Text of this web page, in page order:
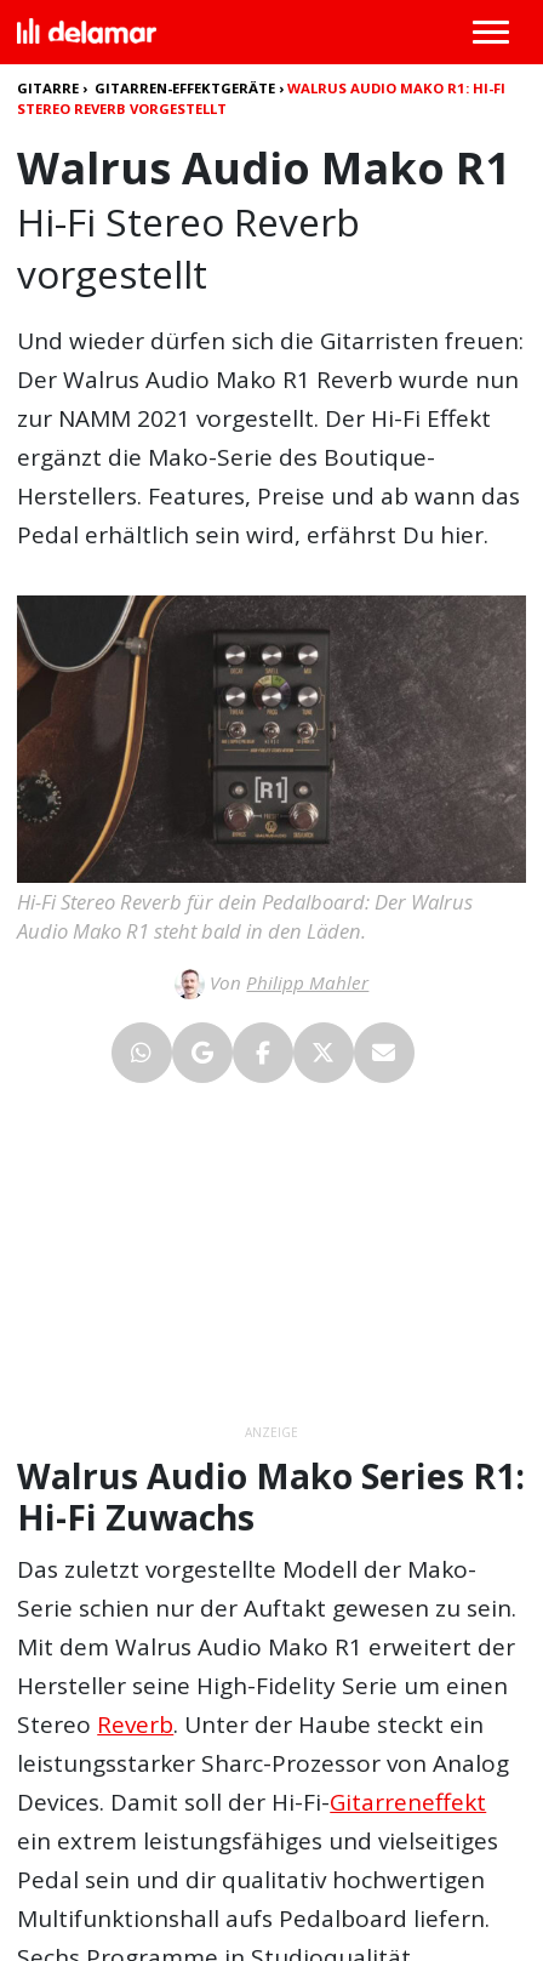
GITARRE › GITARREN-EFFEKTGERÄTE ›WALRUS AUDIO MAKO R1: HI-FI
STEREO REVERB VORGESTELLT
Walrus Audio Mako R1
Hi-Fi Stereo Reverb
vorgestellt
Und wieder dürfen sich die Gitarristen freuen:
Der Walrus Audio Mako R1 Reverb wurde nun
zur NAMM 2021 vorgestellt. Der Hi-Fi Effekt
ergänzt die Mako-Serie des Boutique-
Herstellers. Features, Preise und ab wann das
Pedal erhältlich sein wird, erfährst Du hier.
Hi-Fi Stereo Reverb für dein Pedalboard: Der Walrus
Audio Mako R1 steht bald in den Läden.
Von Philipp Mahler
ANZEIGE
Walrus Audio Mako Series R1:
Hi-Fi Zuwachs
Das zuletzt vorgestellte Modell der Mako-
Serie schien nur der Auftakt gewesen zu sein.
Mit dem Walrus Audio Mako R1 erweitert der
Hersteller seine High-Fidelity Serie um einen
Stereo Reverb. Unter der Haube steckt ein
leistungsstarker Sharc-Prozessor von Analog
Devices. Damit soll der Hi-Fi-Gitarreneffekt
ein extrem leistungsfähiges und vielseitiges
Pedal sein und dir qualitativ hochwertigen
Multifunktionshall aufs Pedalboard liefern.